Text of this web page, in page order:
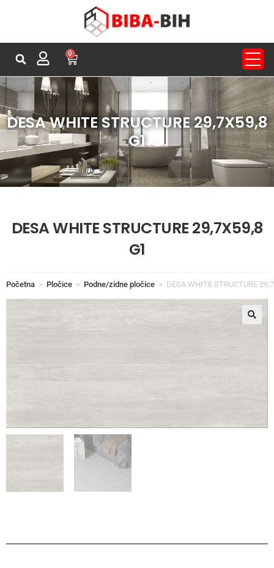
0
DESA WHITE STRUCTURE 29,7X59,8
G1
DESA WHITE STRUCTURE 29,7X59,8
G1
Početna > Pločice > Podne/zidne pločice > DESA WHITE STRUCTURE